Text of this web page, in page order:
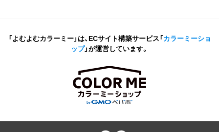
「よむよむカラーミー」は、ECサイト構築サービス「カラーミーショ
ップ」が運営しています。